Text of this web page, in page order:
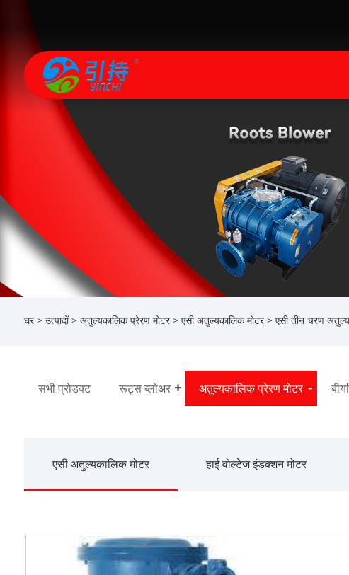
घर > उत्पादों> अतुल्यकालिक प्रेरण मोटर> एसी अतुल्यकालिक मोटर> एसी तीन चरण
सभी प्रोडक्ट रूट्स ब्लोअर अतुल्यकालिक प्रेरण मोटर
एसी अतुल्यकालिक मोटर हाई वोल्टेज इंडक्शन मोटर